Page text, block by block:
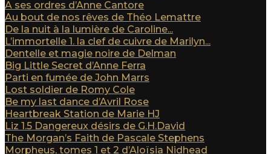
A ses ordres d’Anne Cantore
Au bout de nos rêves de Théo Lemattre
De la nuit à la lumière de Caroline...
L’immortelle 1. la clef de cuivre de Marilyn...
Dentelle et magie noire de Delman
Big Little Secret d’Anne Ferra
Parti en fumée de John Marrs
Lost soldier de Romy Cole
Be my last dance d’Avril Rose
Heartbreak Station de Marie HJ
Liz 1.5 Dangereux désirs de G.H.David
The Morgan’s Faith de Pascale Stephens
Morpheus, tomes 1 et 2 d’Aloïsia Nidhead